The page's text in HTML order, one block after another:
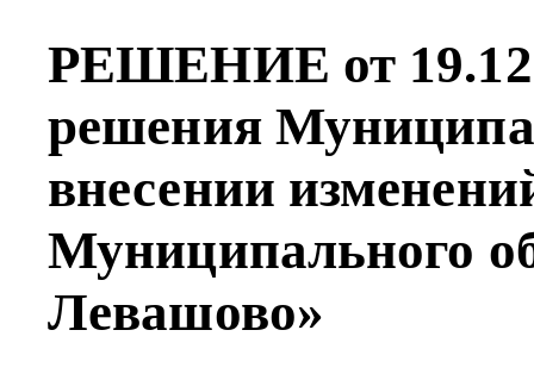
РЕШЕНИЕ от
решения
внесении
Муниципального
Левашово»